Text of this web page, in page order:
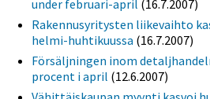
under februari-april (16.7.2007)
Rakennusyritysten liikevaihto
helmi-huhtikuussa (16.7.2007)
Försäljningen inom
procent i april (12.6.2007)